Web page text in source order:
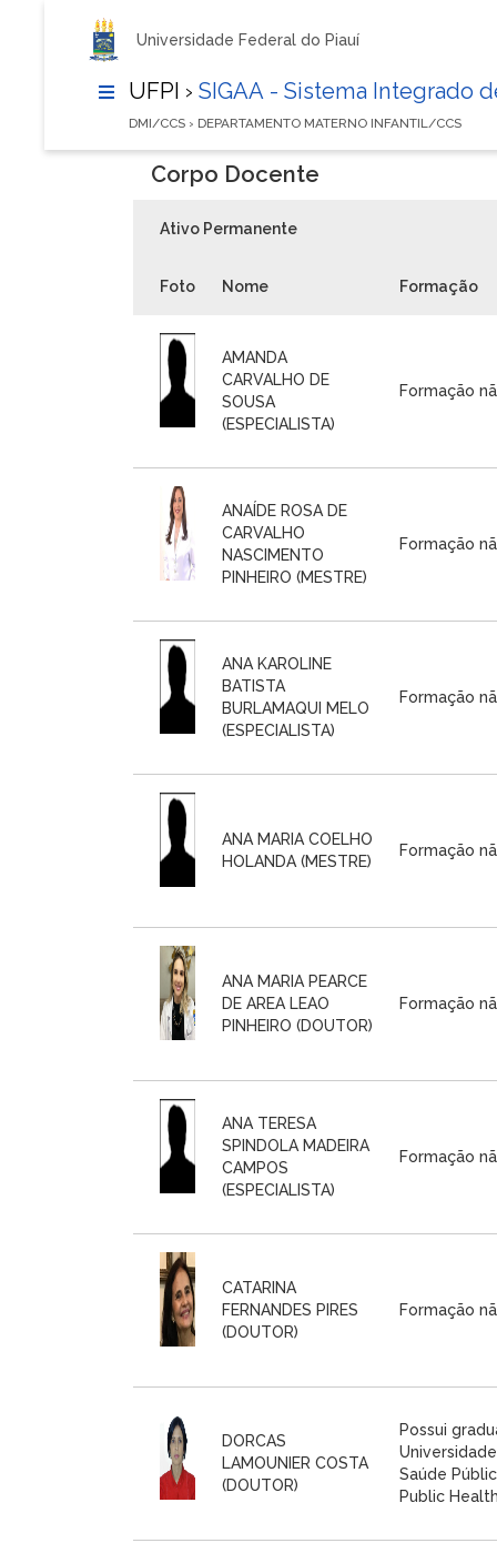
Universidade Federal do Piauí
UFPI › SIGAA - Sistema Integrado
DMI/CCS › DEPARTAMENTO MATERNO INFANTIL/CCS
Corpo Docente
Ativo Permanente
Foto Nome Formação
AMANDA
CARVALHO DE
SOUSA
(ESPECIALISTA)
Formação
ANAÍDE ROSA DE
CARVALHO
NASCIMENTO
PINHEIRO (MESTRE)
Formação
ANA KAROLINE
BATISTA
BURLAMAQUI MELO
(ESPECIALISTA)
Formação
ANA MARIA COELHO
HOLANDA (MESTRE)
Formação
ANA MARIA PEARCE
DE AREA LEAO
PINHEIRO (DOUTOR)
Formação
ANA TERESA
SPINDOLA MADEIRA
CAMPOS
(ESPECIALISTA)
Formação
CATARINA
FERNANDES PIRES
(DOUTOR)
Formação
DORCAS
LAMOUNIER COSTA
(DOUTOR)
Possui
Saúde
Public